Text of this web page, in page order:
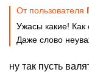
От пользователя
Ужасы какие! Как
Даже слово
ну так пусть